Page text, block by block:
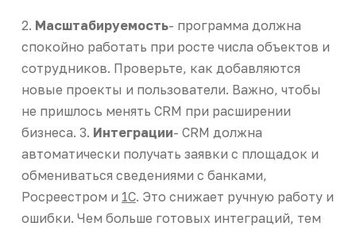
2. Масштабируемость- программа должна
спокойно работать при росте числа объектов и
сотрудников. Проверьте, как добавляются
новые проекты и пользователи. Важно, чтобы
не пришлось менять CRM при расширении
бизнеса. 3. Интеграции- CRM должна
автоматически получать заявки с площадок и
обмениваться сведениями с банками,
Росреестром и 1С. Это снижает ручную работу и
ошибки. Чем больше готовых интеграций, тем